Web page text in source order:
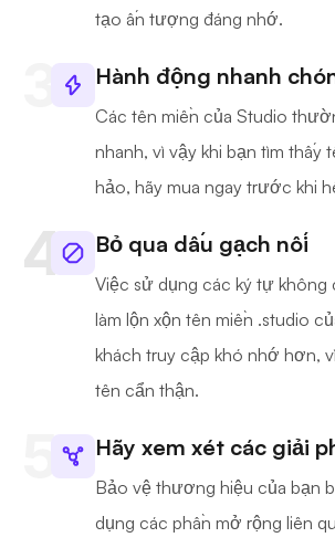
tạo ấn tượng đáng nhớ.
Hành động nhanh
Các tên miền của Studio
nhanh, vì vậy khi bạn tìm thấy
hảo, hãy mua ngay trước khi
Bỏ qua dấu gạch nối
Việc sử dụng các ký tự không
làm lộn xộn tên miền .studio
khách truy cập khó nhớ hơn,
tên cẩn thận.
Hãy xem xét các giải
Bảo vệ thương hiệu của bạn
dụng các phần mở rộng liên